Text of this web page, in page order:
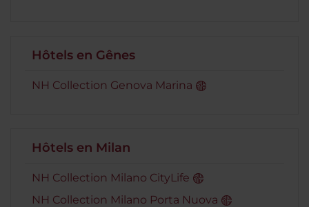
Hôtels en Gênes
NH Collection Genova Marina
Hôtels en Milan
NH Collection Milano CityLife
NH Collection Milano Porta Nuova